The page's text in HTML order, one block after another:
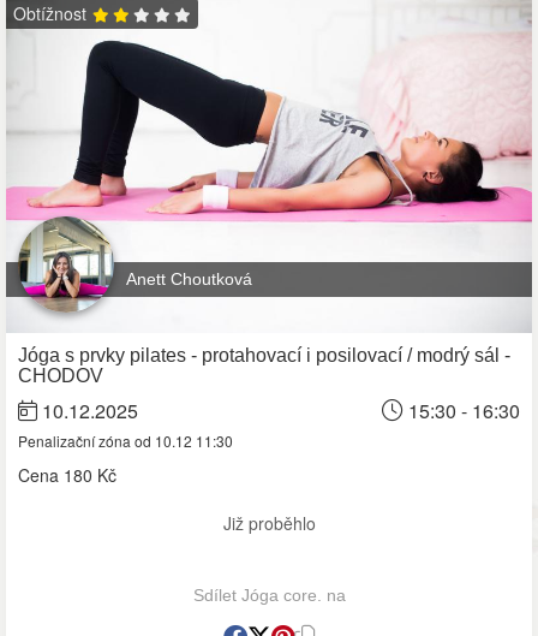
Obtížnost
Anett Choutková
Jóga s prvky pilates - protahovací i posilovací / modrý sál -
CHODOV
10.12.2025 15:30 - 16:30
Penalizační zóna od 10.12 11:30
Cena 180 Kč
Již proběhlo
Sdílet Jóga core. na